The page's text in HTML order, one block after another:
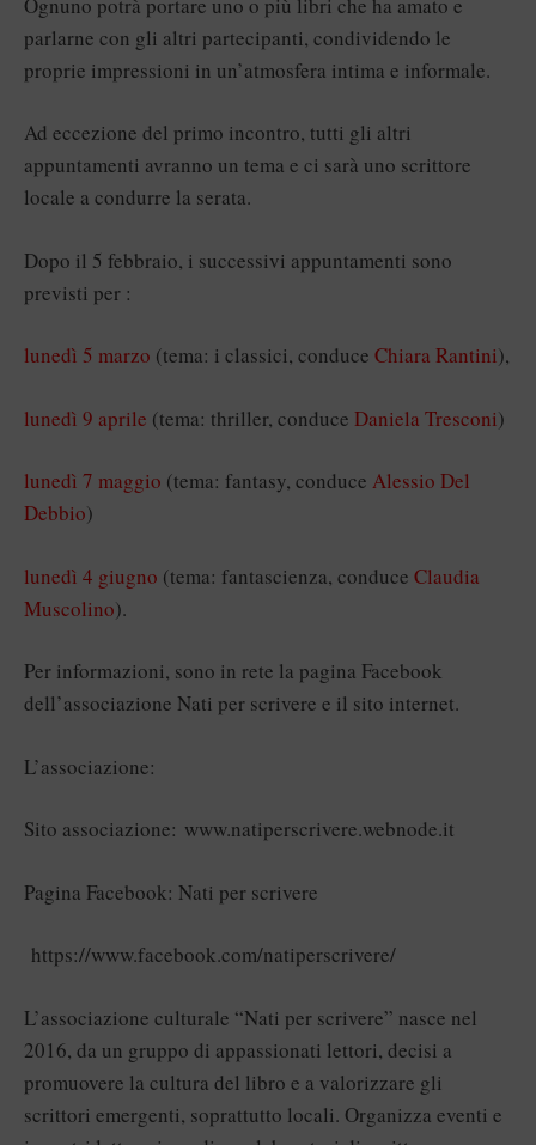
parlarne con gli altri partecipanti, condividendo le
proprie impressioni in un’atmosfera intima e informale.
Ad eccezione del primo incontro, tutti gli altri
appuntamenti avranno un tema e ci sarà uno scrittore
locale a condurre la serata.
Dopo il 5 febbraio, i successivi appuntamenti sono
previsti per :
lunedì 5 marzo (tema: i classici, conduce Chiara Rantini),
lunedì 9 aprile (tema: thriller, conduce Daniela Tresconi)
lunedì 7 maggio (tema: fantasy, conduce Alessio Del
Debbio)
lunedì 4 giugno (tema: fantascienza, conduce Claudia
Muscolino).
Per informazioni, sono in rete la pagina Facebook
dell’associazione Nati per scrivere e il sito internet.
L’associazione:
Sito associazione: www.natiperscrivere.webnode.it
Pagina Facebook: Nati per scrivere
https://www.facebook.com/natiperscrivere/
L’associazione culturale “Nati per scrivere” nasce nel
2016, da un gruppo di appassionati lettori, decisi a
promuovere la cultura del libro e a valorizzare gli
scrittori emergenti, soprattutto locali. Organizza eventi e